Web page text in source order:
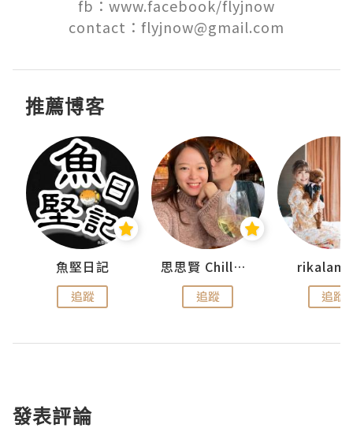
fb：www.facebook/flyjnow
contact：flyjnow@gmail.com
推薦博客
魚堅日記
追蹤
思思賢 ChillMyBabe
追蹤 追蹤
發表評論